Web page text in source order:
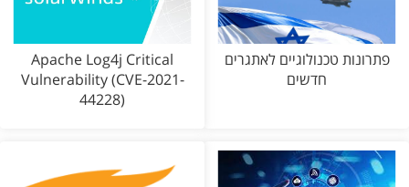
פתרונות טכנולוגיים לאתגרים
חדשים
Apache Log4j Critical
Vulnerability (CVE-2021-
44228)